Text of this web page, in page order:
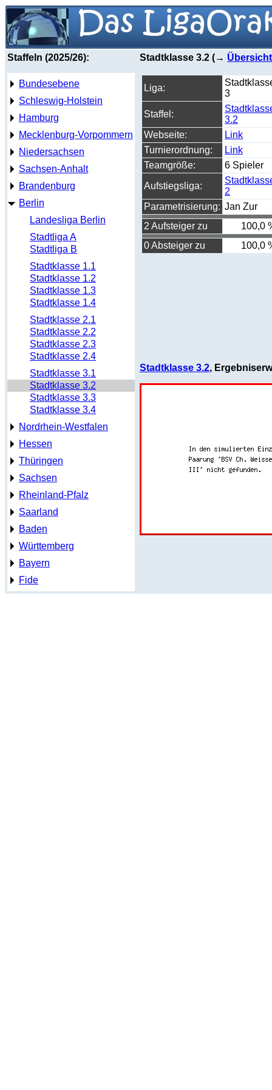
Staffeln (2025/26):
Bundesebene
Schleswig-Holstein
Hamburg
Mecklenburg-Vorpommern
Niedersachsen
Sachsen-Anhalt
Brandenburg
Berlin
Landesliga Berlin
Stadtliga A
Stadtliga B
Stadtklasse 1.1
Stadtklasse 1.2
Stadtklasse 1.3
Stadtklasse 1.4
Stadtklasse 2.1
Stadtklasse 2.2
Stadtklasse 2.3
Stadtklasse 2.4
Stadtklasse 3.1
Stadtklasse 3.2
Stadtklasse 3.3
Stadtklasse 3.4
Nordrhein-Westfalen
Hessen
Thüringen
Sachsen
Rheinland-Pfalz
Saarland
Baden
Württemberg
Bayern
Fide
Stadtklasse 3.2 (→ Übersicht
Liga:
3
Staffel:
3.2
Webseite:
Link
Turnierordnung:
Link
Teamgröße:
6 Spieler
Aufstiegsliga:
2
Parametrisierung: Jan Zur
2 Aufsteiger zu
100,0
0 Absteiger zu
100,0
Stadtklasse 3.2,